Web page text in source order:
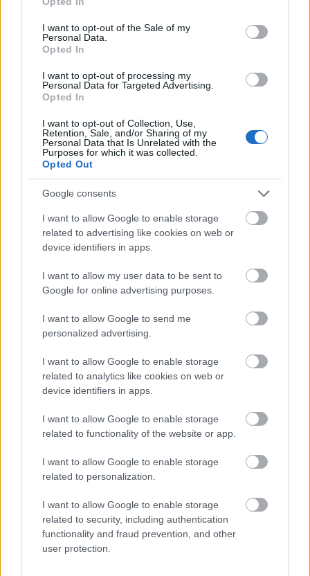
use your data for below specified purposes in below Google
consent section.
I want to opt-out of the Sale of my
Personal Data.
Opted In
I want to opt-out of processing my
Personal Data for Targeted Advertising.
Opted In
I want to opt-out of Collection, Use,
Retention, Sale, and/or Sharing of my
Personal Data that Is Unrelated with the
Purposes for which it was collected.
Opted Out
Google consents
I want to allow Google to enable storage
related to advertising like cookies on web or
device identifiers in apps.
I want to allow my user data to be sent to
Google for online advertising purposes.
I want to allow Google to send me
personalized advertising.
I want to allow Google to enable storage
related to analytics like cookies on web or
device identifiers in apps.
I want to allow Google to enable storage
related to functionality of the website or app.
I want to allow Google to enable storage
related to personalization.
I want to allow Google to enable storage
related to security, including authentication
functionality and fraud prevention, and other
user protection.
és nem is sikertelenül. Jelenleg a Trondheimi
Szimfonikusok vezető karmestere. Nem veszett el.
Címkék:Msztyiszlav Rosztropovics Han-na Chang
Ajánlott bejegyzések:
Szörryű métely
Ki az a Pospischil?